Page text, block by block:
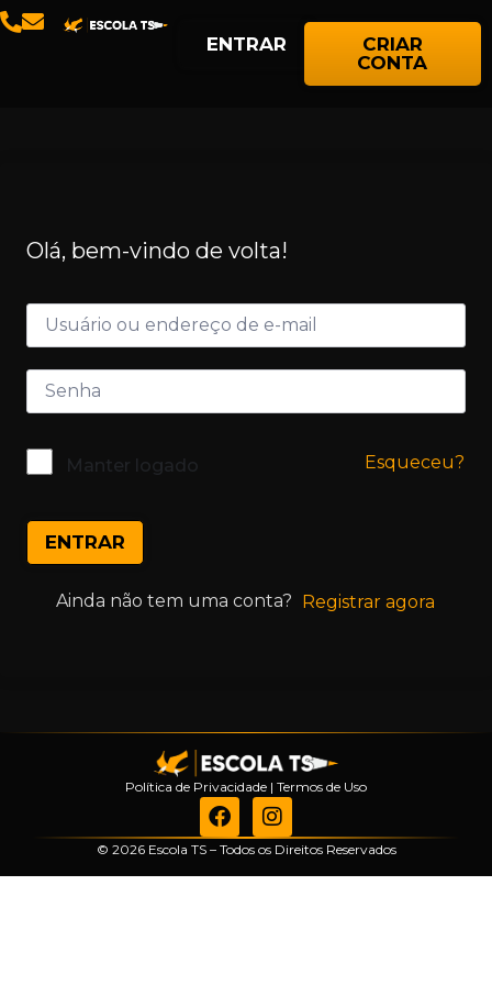
ENTRAR
CRIAR
CONTA
Olá, bem-vindo de volta!
Manter logado Esqueceu?
ENTRAR
Ainda não tem uma conta? Registrar agora
Política de Privacidade | Termos de Uso
© 2026 Escola TS – Todos os Direitos Reservados